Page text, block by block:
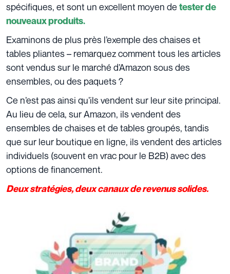
spécifiques, et sont un excellent moyen de tester de
nouveaux produits.
Examinons de plus près l’exemple des chaises et
tables pliantes – remarquez comment tous les articles
sont vendus sur le marché d’Amazon sous des
ensembles, ou des paquets ?
Ce n’est pas ainsi qu’ils vendent sur leur site principal.
Au lieu de cela, sur Amazon, ils vendent des
ensembles de chaises et de tables groupés, tandis
que sur leur boutique en ligne, ils vendent des articles
individuels (souvent en vrac pour le B2B) avec des
options de financement.
Deux stratégies, deux canaux de revenus solides.